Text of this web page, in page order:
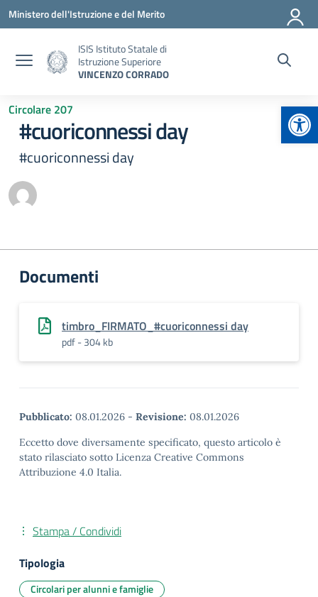
Vai ai contenuti
Vai al menu di navigazione
Vai al footer
Ministero dell'Istruzione e del Merito
ISIS Istituto Statale di
Istruzione Superiore
VINCENZO CORRADO
Circolare 207
#cuoriconnessi day
#cuoriconnessi day
Documenti
timbro_FIRMATO_#cuoriconnessi day
pdf - 304 kb
Pubblicato: 08.01.2026 - Revisione: 08.01.2026
Eccetto dove diversamente specificato, questo articolo è
stato rilasciato sotto Licenza Creative Commons
Attribuzione 4.0 Italia.
Stampa / Condividi
Tipologia
Circolari per alunni e famiglie